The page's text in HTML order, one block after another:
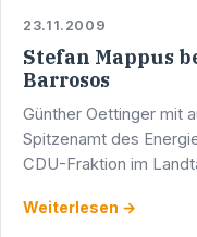
23.11.2009
Stefan Mappus
Barrosos
Günther Oettinger mit
Spitzenamt des
CDU-Fraktion im
Weiterlesen →